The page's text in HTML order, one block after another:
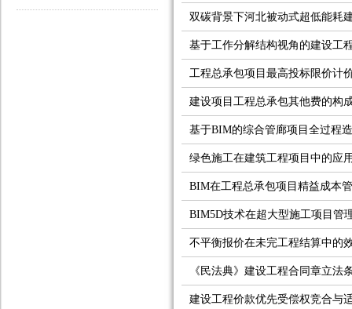
双碳背景下河北被动式超低能耗
基于工作分解结构视角的建设工
工程总承包项目最高投标限价计
建设项目工程总承包其他费的构
基于BIM的综合管廊项目全过程
绿色施工在建筑工程项目中的
BIM在工程总承包项目精益成本
BIM5D技术在超大型施工项目管
不平衡报价在未完工程结算中的
《民法典》建设工程合同章立法
建设工程价款优先受偿权竞合与